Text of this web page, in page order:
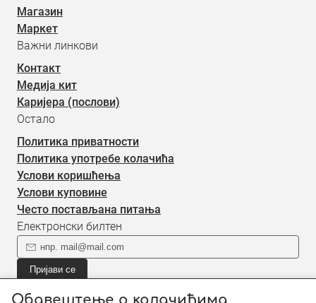
Магазин
Маркет
Важни линкови
Контакт
Медија кит
Каријера (послови)
Остало
Политика приватности
Политика употребе колачића
Услови коришћења
Услови куповине
Често постављана питања
Електронски билтен
Пријави се